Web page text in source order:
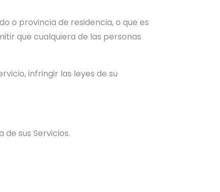
o provincia de residencia, o que es
que cualquiera de las personas
infringir las leyes de su
sus Servicios.